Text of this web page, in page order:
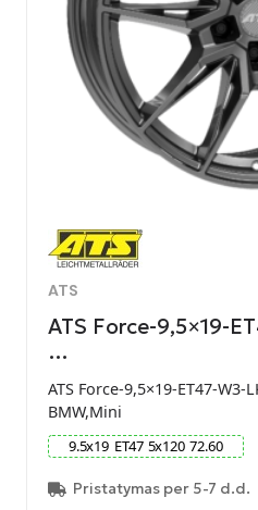
ATS
ATS Force-9,5×19-
…
ATS Force-9,5×19-ET47-W3-
BMW,Mini
9.5x19 ET47 5x120 72.60
Pristatymas per 5-7 d.d.